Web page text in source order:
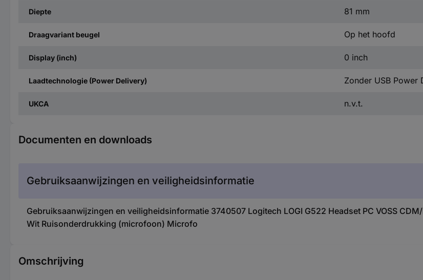
Diepte 81 mm
Draagvariant beugel Op het hoofd
Display (inch) 0 inch
Laadtechnologie (Power Delivery) Zonder USB Power
UKCA n.v.t.
Documenten en downloads
Gebruiksaanwijzingen en veiligheidsinformatie
Gebruiksaanwijzingen en veiligheidsinformatie 3740507 Logitech LOGI G522 Headset PC VOSS
Wit Ruisonderdrukking (microfoon) Microfo
Omschrijving